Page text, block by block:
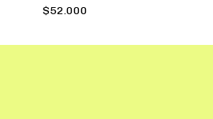
$52.000